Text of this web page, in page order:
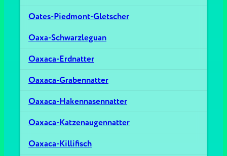
Oates-Piedmont-Gletscher
Oaxa-Schwarzleguan
Oaxaca-Erdnatter
Oaxaca-Grabennatter
Oaxaca-Hakennasennatter
Oaxaca-Katzenaugennatter
Oaxaca-Killifisch